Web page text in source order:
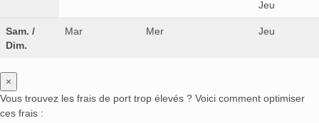
Jeu
Sam. /
Dim.
Mar Mer Jeu
×
Vous trouvez les frais de port trop élevés ? Voici comment optimiser
ces frais :